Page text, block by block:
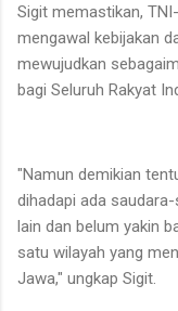
Sigit memastikan,
mengawal kebijakan
mewujudkan
bagi Seluruh Rakyat
"Namun demikian
dihadapi ada
lain dan belum yakin
satu wilayah yang
Jawa," ungkap Sigit.